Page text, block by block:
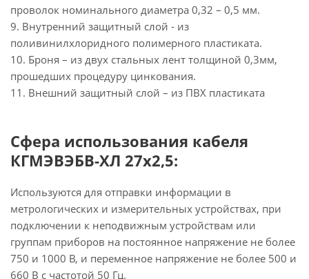
проволок номинального диаметра 0,32 – 0,5 мм.
9. Внутренний защитный слой - из
поливинилхлоридного полимерного пластиката.
10. Броня – из двух стальных лент толщиной 0,3мм,
прошедших процедуру цинкования.
11. Внешний защитный слой – из ПВХ пластиката
Сфера использования кабеля
КГМЭВЭБВ-ХЛ 27х2,5:
Используются для отправки информации в
метрологических и измерительных устройствах, при
подключении к неподвижным устройствам или
группам приборов на постоянное напряжение не более
750 и 1000 В, и переменное напряжение не более 500 и
660 В с частотой 50 Гц.